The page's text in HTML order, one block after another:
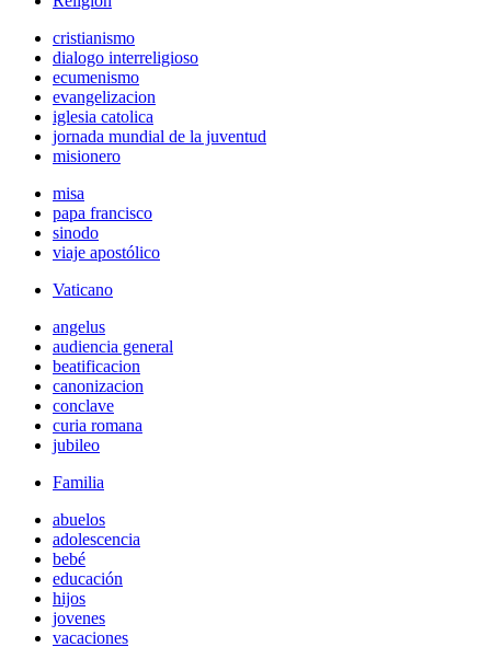
cristianismo
dialogo interreligioso
ecumenismo
evangelizacion
iglesia catolica
jornada mundial de la juventud
misionero
misa
papa francisco
sinodo
viaje apostólico
Vaticano
angelus
audiencia general
beatificacion
canonizacion
conclave
curia romana
jubileo
Familia
abuelos
adolescencia
bebé
educación
hijos
jovenes
vacaciones